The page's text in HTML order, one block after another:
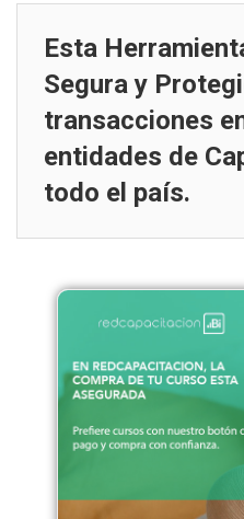
Esta
Segura y
transacciones
entidades de
todo el país.